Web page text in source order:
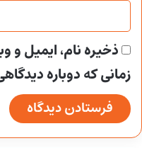
ذخیره نام، ایمیل و
زمانی که دوباره